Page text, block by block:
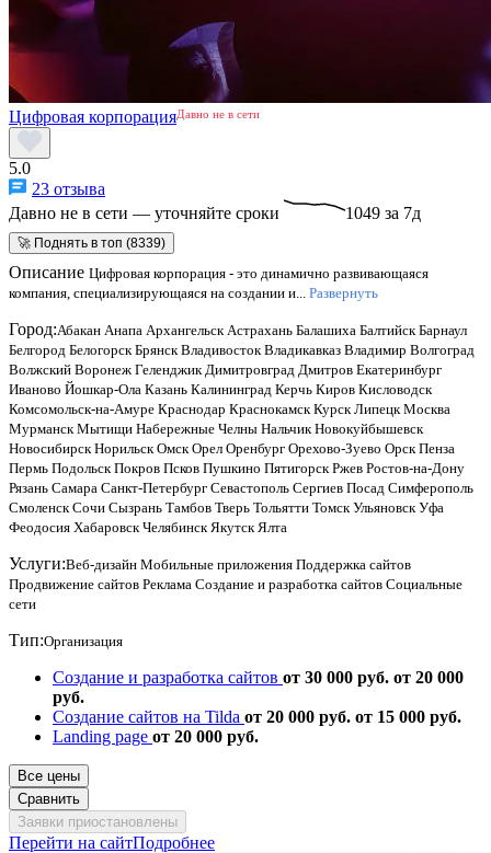
Цифровая корпорацияДавно не в сети
5.0
23 отзыва
Давно не в сети — уточняйте сроки
1049 за 7д
🚀 Поднять в топ (8339)
Описание Цифровая корпорация - это динамично развивающаяся
компания, специализирующаяся на создании и...
Развернуть
Город:Абакан Анапа Архангельск Астрахань Балашиха Балтийск Барнаул
Белгород Белогорск Брянск Владивосток Владикавказ Владимир Волгоград
Волжский Воронеж Геленджик Димитровград Дмитров Екатеринбург
Иваново Йошкар-Ола Казань Калининград Керчь Киров Кисловодск
Комсомольск-на-Амуре Краснодар Краснокамск Курск Липецк Москва
Мурманск Мытищи Набережные Челны Нальчик Новокуйбышевск
Новосибирск Норильск Омск Орел Оренбург Орехово-Зуево Орск Пенза
Пермь Подольск Покров Псков Пушкино Пятигорск Ржев Ростов-на-Дону
Рязань Самара Санкт-Петербург Севастополь Сергиев Посад Симферополь
Смоленск Сочи Сызрань Тамбов Тверь Тольятти Томск Ульяновск Уфа
Феодосия Хабаровск Челябинск Якутск Ялта
Услуги:Веб-дизайн Мобильные приложения Поддержка сайтов
Продвижение сайтов Реклама Создание и разработка сайтов Социальные
сети
Тип:Организация
Создание и разработка сайтов от 30 000 руб. от 20 000
руб.
Создание сайтов на Tilda от 20 000 руб. от 15 000 руб.
Landing page от 20 000 руб.
Все цены
Сравнить
Заявки приостановлены
Перейти на сайтПодробнее